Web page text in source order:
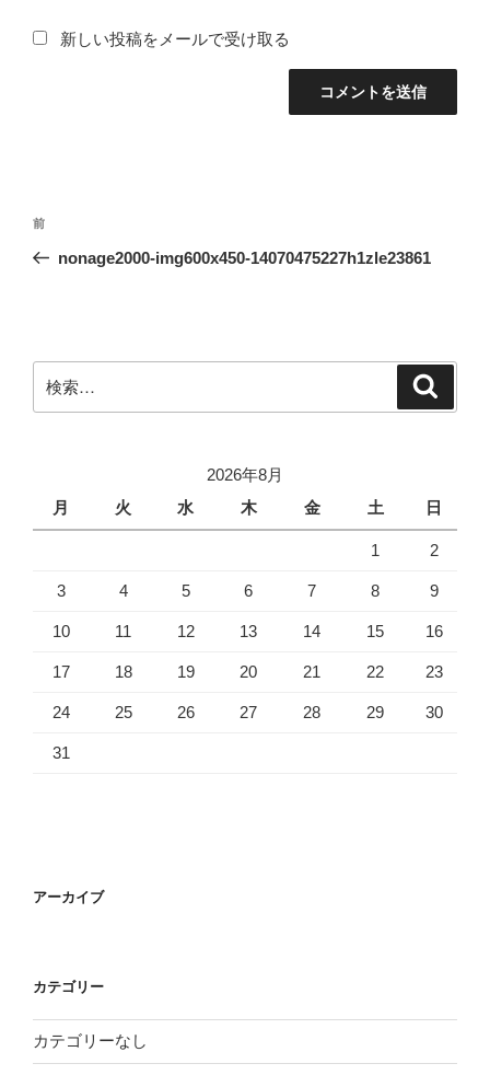
新しい投稿をメールで受け取る
投
ー
シ
前
の
前
nonage2000-img600x450-14070475227h1zle23861
索:
2026年8月
月
火 水 木 金 土 日
1 2
3 4 5 6 7 8 9
10 11 12 13 14 15 16
17 18 19 20 21 22 23
24 25 26 27 28 29 30
31
アーカイブ
カテゴリー
カテゴリーなし